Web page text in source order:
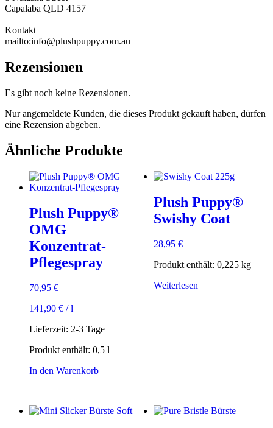
Capalaba QLD 4157
Kontakt
mailto:info@plushpuppy.com.au
Rezensionen
Es gibt noch keine Rezensionen.
Nur angemeldete Kunden, die dieses Produkt gekauft haben, dürfen
eine Rezension abgeben.
Ähnliche Produkte
Plush Puppy®
OMG
Konzentrat-
Pflegespray
70,95 €
141,90 € /l
Lieferzeit: 2-3 Tage
Produkt enthält: 0,5 l
In den Warenkorb
Plush Puppy®
Swishy Coat
28,95 €
Produkt enthält: 0,225 kg
Weiterlesen